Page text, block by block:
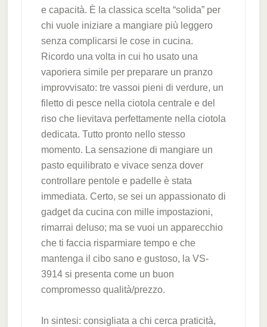
e capacità. È la classica scelta “solida” per
chi vuole iniziare a mangiare più leggero
senza complicarsi le cose in cucina.
Ricordo una volta in cui ho usato una
vaporiera simile per preparare un pranzo
improvvisato: tre vassoi pieni di verdure, un
filetto di pesce nella ciotola centrale e del
riso che lievitava perfettamente nella ciotola
dedicata. Tutto pronto nello stesso
momento. La sensazione di mangiare un
pasto equilibrato e vivace senza dover
controllare pentole e padelle è stata
immediata. Certo, se sei un appassionato di
gadget da cucina con mille impostazioni,
rimarrai deluso; ma se vuoi un apparecchio
che ti faccia risparmiare tempo e che
mantenga il cibo sano e gustoso, la VS-
3914 si presenta come un buon
compromesso qualità/prezzo.
In sintesi: consigliata a chi cerca praticità,